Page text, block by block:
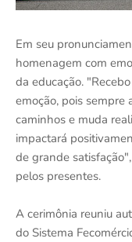
Em seu
homenagem com
da educação.
emoção, pois sempre
caminhos e muda
impactará
de grande
pelos presentes.
A cerimônia reuniu
do Sistema